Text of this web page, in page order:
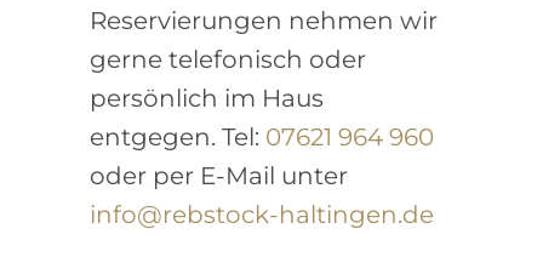
Reservierungen nehmen wir
gerne telefonisch oder
persönlich im Haus
entgegen. Tel: 07621 964 960
oder per E-Mail unter
info@rebstock-haltingen.de